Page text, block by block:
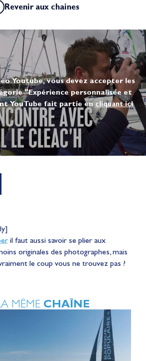
Revenir aux chaines
Youtube, vous devez accepter les
"Expérience personnalisée et
YouTube fait partie en cliquant ici
il faut aussi savoir se plier aux
originales des photographes, mais
le coup vous ne trouvez pas ?
MÊME CHAÎNE